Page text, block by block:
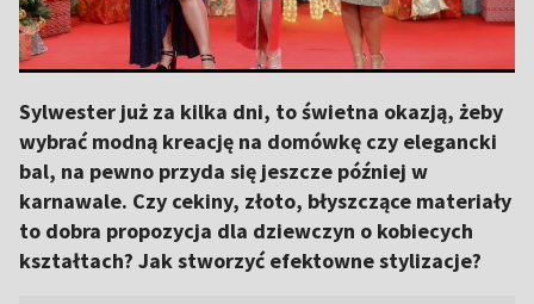
Sylwester już za kilka dni, to świetna okazją, żeby
wybrać modną kreację na domówkę czy elegancki
bal, na pewno przyda się jeszcze później w
karnawale. Czy cekiny, złoto, błyszczące materiały
to dobra propozycja dla dziewczyn o kobiecych
kształtach? Jak stworzyć efektowne stylizacje?